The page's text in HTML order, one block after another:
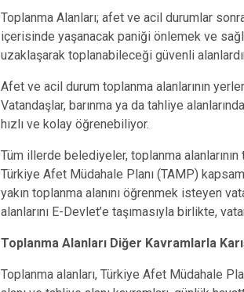
Toplanma Alanları; afet ve acil durumlar
içerisinde yaşanacak paniği önlemek ve
uzaklaşarak toplanabileceği güvenli
Afet ve acil durum toplanma alanlarının
Vatandaşlar, barınma ya da tahliye
hızlı ve kolay öğrenebiliyor.
Tüm illerde belediyeler, toplanma
Türkiye Afet Müdahale Planı (TAMP)
yakın toplanma alanını öğrenmek isteyen
alanlarını E-Devlet’e taşımasıyla birlikte,
Toplanma Alanları Diğer Kavramlarla
Toplanma alanları, Türkiye Afet Müdahale